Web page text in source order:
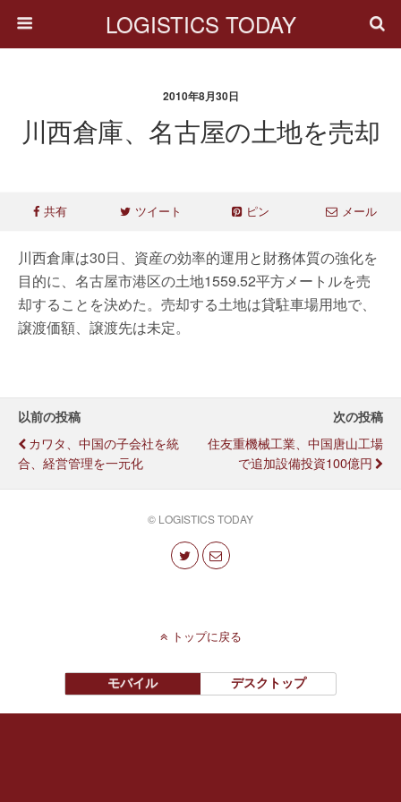
LOGISTICS TODAY
2010年8月30日
川西倉庫、名古屋の土地を売却
共有 ツイート ピン メール
川西倉庫は30日、資産の効率的運用と財務体質の強化を
目的に、名古屋市港区の土地1559.52平方メートルを売
却することを決めた。売却する土地は貸駐車場用地で、
譲渡価額、譲渡先は未定。
以前の投稿
カワタ、中国の子会社を統
合、経営管理を一元化
次の投稿
住友重機械工業、中国唐山工場
で追加設備投資100億円
© LOGISTICS TODAY
トップに戻る
モバイル デスクトップ